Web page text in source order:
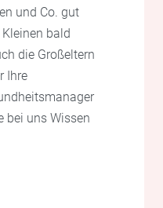
und Co. gut
bald
die Großeltern
Ihre
bei uns Wissen